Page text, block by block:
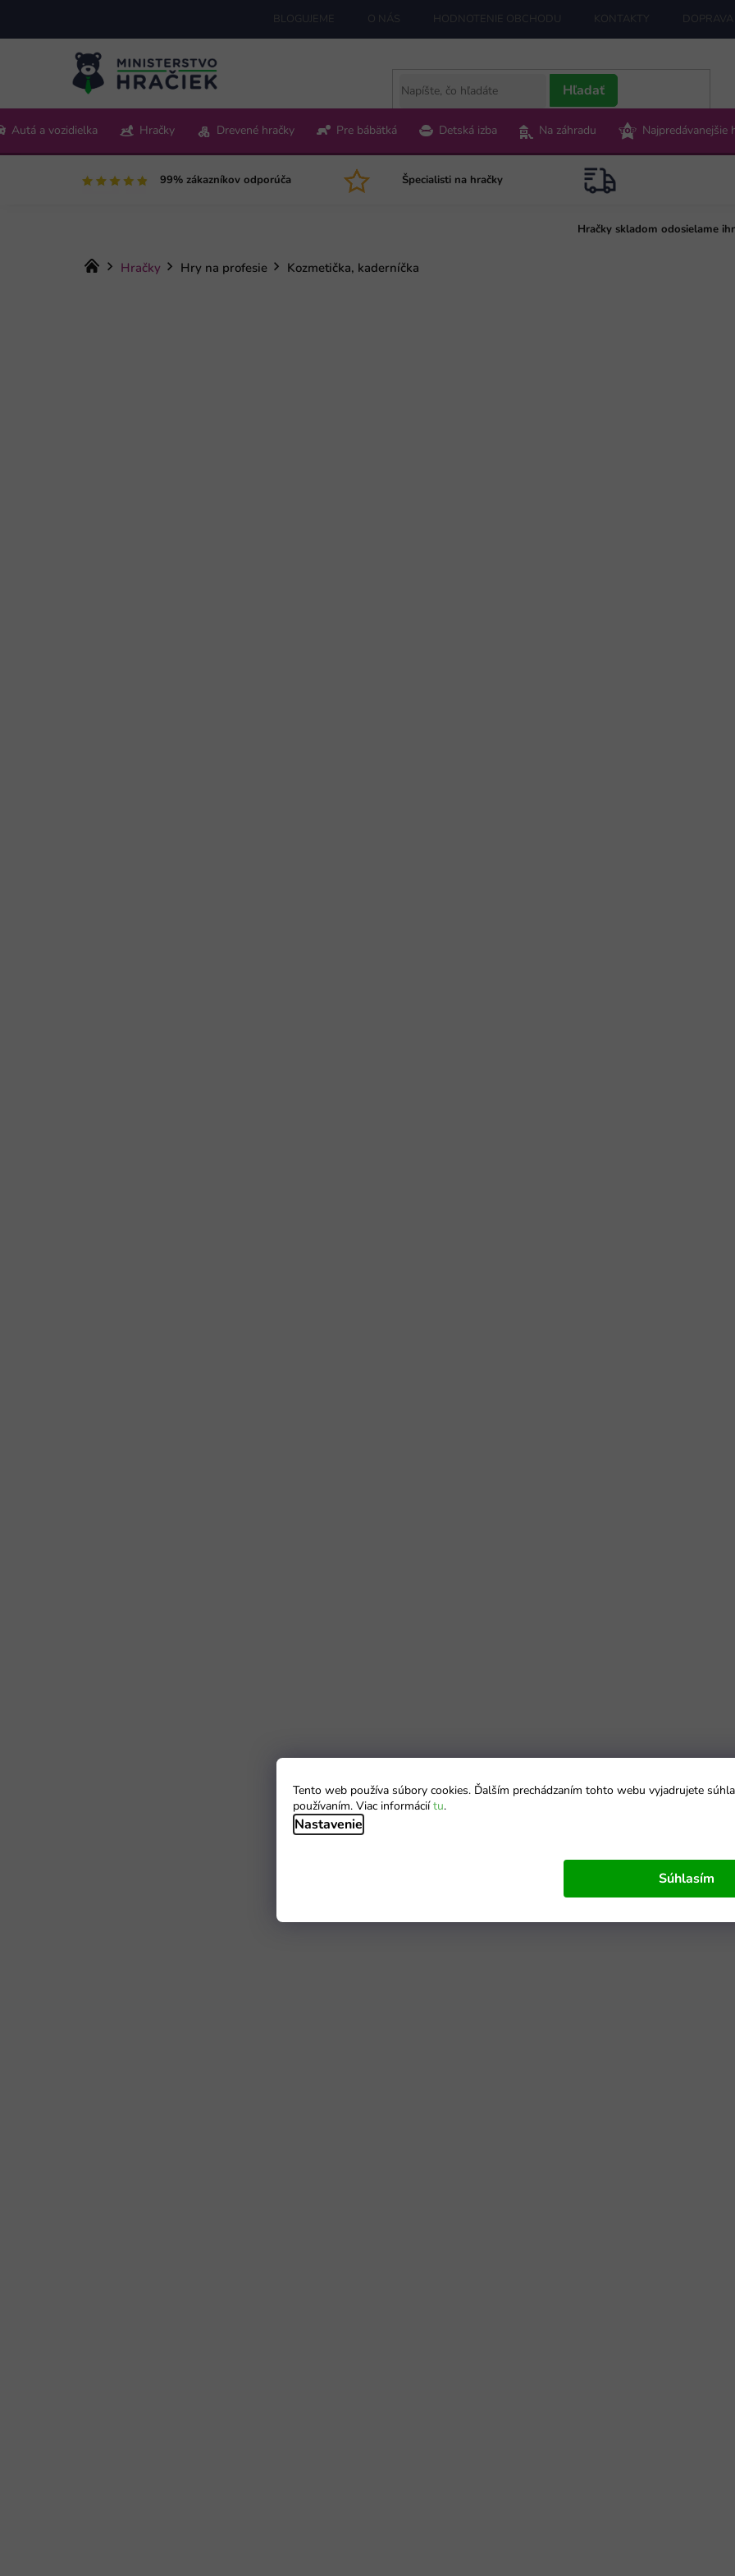
Tento web používa súbory cookies. Ďalším prechádzaním tohto webu vyjadrujete
používaním. Viac informáciítu.
Nastavenie
Súhlasím
obsah
BLOGUJEME O NÁS HODNOTENIE OBCHODU KONTAKTY
Pon-Pia 9:00-15:00
Hľadať
Autá a vozidielka Hračky Drevené hračky Pre bábätká Detská izba Na záhradu Najpredávanejšie
99% zákazníkov odporúča Špecialisti na hračky
Hračky skladom odosielame
Domov
Hračky Hry na profesie Kozmetička, kaderníčka